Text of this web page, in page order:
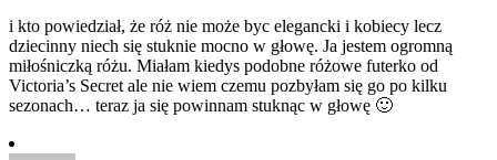
i kto powiedział, że róż nie może byc elegancki i kobiecy lecz
dziecinny niech się stuknie mocno w głowę. Ja jestem ogromną
miłośniczką różu. Miałam kiedys podobne różowe futerko od
Victoria’s Secret ale nie wiem czemu pozbyłam się go po kilku
sezonach… teraz ja się powinnam stuknąc w głowę 🙂